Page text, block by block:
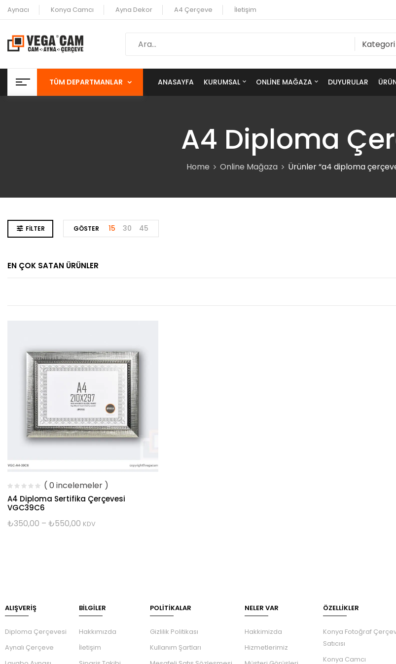
Aynacı Konya Camcı Ayna Dekor A4 Çerçeve İletişim
Kategori
TÜM DEPARTMANLAR ANASAYFA KURUMSAL ONLINE MAĞAZA DUYURULAR
A4 Diploma
Home Online Mağaza Ürünler “a4 diploma
FILTER GÖSTER 15 30 45
EN ÇOK SATAN ÜRÜNLER
( 0 incelemeler )
A4 Diploma Sertifika Çerçevesi
VGC39C6
₺350,00 – ₺550,00 KDV
ALIŞVERİŞ
Diploma Çerçevesi
Aynalı Çerçeve
BILGILER
Hakkımızda
İletişim
POLİTİKALAR
Gizlilik Politikası
Kullanım Şartları
NELER VAR
Hakkimizda
Hizmetlerimiz
ÖZELLIKLER
Konya Fotoğraf
Satıcısı
Konya Camcı